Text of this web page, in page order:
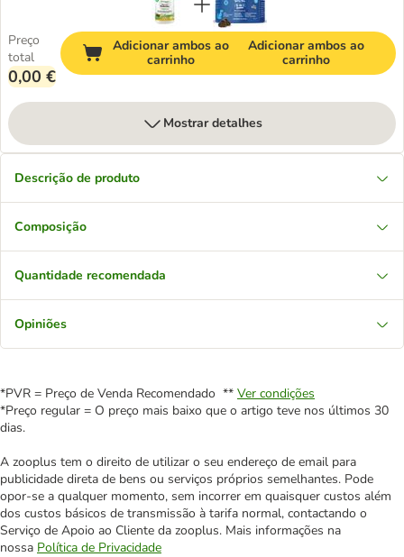
Preço
total
0,00 €
Adicionar ambos ao
carrinho
Adicionar ambos ao
carrinho
Mostrar detalhes
Descrição de produto
Composição
Quantidade recomendada
Opiniões
*PVR = Preço de Venda Recomendado ** Ver condições
*Preço regular = O preço mais baixo que o artigo teve nos últimos 30
dias.
A zooplus tem o direito de utilizar o seu endereço de email para
publicidade direta de bens ou serviços próprios semelhantes. Pode
opor-se a qualquer momento, sem incorrer em quaisquer custos além
dos custos básicos de transmissão à tarifa normal, contactando o
Serviço de Apoio ao Cliente da zooplus. Mais informações na
nossa Política de Privacidade